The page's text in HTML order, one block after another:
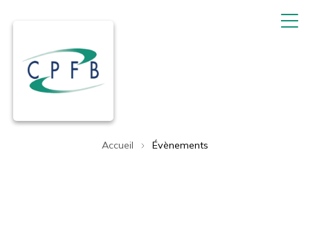
Accueil Évènements